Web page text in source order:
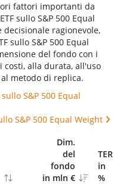
fattori importanti da
sullo S&P 500 Equal
ragionevole,
sullo S&P 500 Equal
del fondo con i
alla durata, all'uso
metodo di replica.
S&P 500 Equal
S&P 500 Equal Weight
Dim.
del
fondo
in mln €
TER
in
%